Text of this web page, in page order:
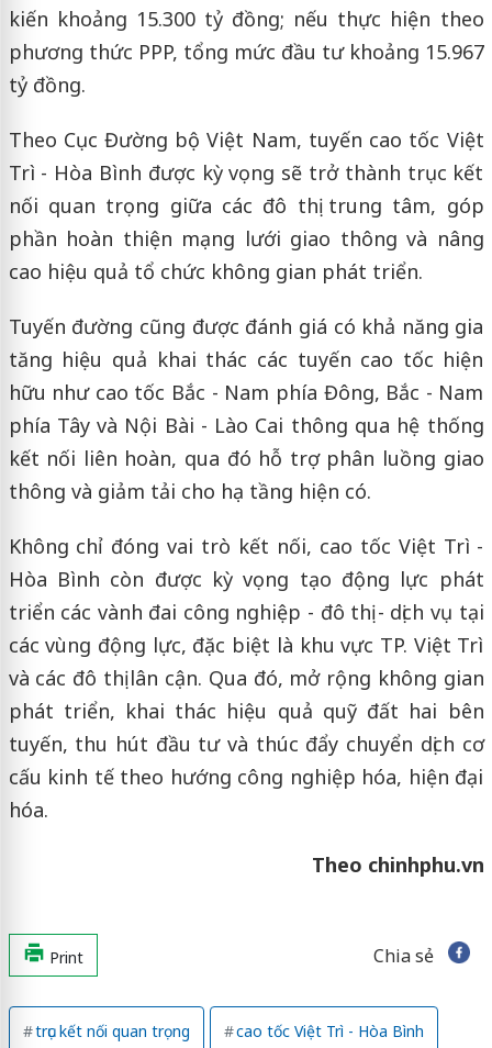
kiến khoảng 15.300 tỷ đồng; nếu thực hiện theo
phương thức PPP, tổng mức đầu tư khoảng 15.967
tỷ đồng.
Theo Cục Đường bộ Việt Nam, tuyến cao tốc Việt
Trì - Hòa Bình được kỳ vọng sẽ trở thành trục kết
nối quan trọng giữa các đô thị trung tâm, góp
phần hoàn thiện mạng lưới giao thông và nâng
cao hiệu quả tổ chức không gian phát triển.
Tuyến đường cũng được đánh giá có khả năng gia
tăng hiệu quả khai thác các tuyến cao tốc hiện
hữu như cao tốc Bắc - Nam phía Đông, Bắc - Nam
phía Tây và Nội Bài - Lào Cai thông qua hệ thống
kết nối liên hoàn, qua đó hỗ trợ phân luồng giao
thông và giảm tải cho hạ tầng hiện có.
Không chỉ đóng vai trò kết nối, cao tốc Việt Trì -
Hòa Bình còn được kỳ vọng tạo động lực phát
triển các vành đai công nghiệp - đô thị - dịch vụ tại
các vùng động lực, đặc biệt là khu vực TP. Việt Trì
và các đô thị lân cận. Qua đó, mở rộng không gian
phát triển, khai thác hiệu quả quỹ đất hai bên
tuyến, thu hút đầu tư và thúc đẩy chuyển dịch cơ
cấu kinh tế theo hướng công nghiệp hóa, hiện đại
hóa.
Theo chinhphu.vn
Print Chia sẻ
trục kết nối quan trọng cao tốc Việt Trì - Hòa Bình